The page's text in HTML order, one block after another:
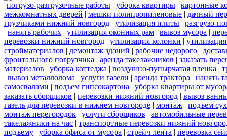
погрузо-разгрузочные работы | уборка квартиры | картонные
межкомнатных дверей | мешки полипропиленовые | дачный
грузчиками нижний новгород | утилизация плиты | разгрузо-
| нанять рабочих | утилизация оконных рам | вывоз мусора |
перевозки нижний новгород | утилизация колонки |
стройматериалов | демонтаж зданий | рабочие недорого |
фронтального погрузчика | аренда такелажников | заказать
материалов | уборка коттеджа | воздушно-пупырчатая пленка |
| вывоз металлолома | услуги газели | аренда трактора | нанять
самосвалами | подъем гипсокартона | уборка квартиры от
заказать сборщиков | перевозки нижний новгород | вывоз
газель для перевозки в нижнем новгороде | монтаж | подъем
монтаж перегородок | услуги сборщиков | автомобильные
такелажники на час | транспортные перевозки нижний
подъему | уборка офиса от мусора | стрейч лента | перевозка